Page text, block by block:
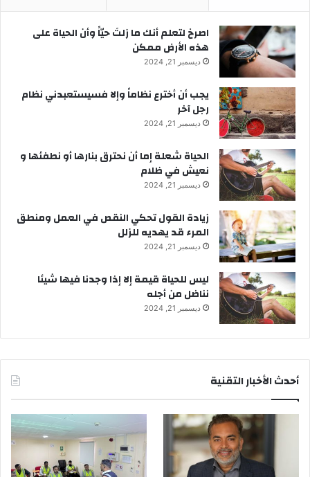
‫اصرخ لتعلم أنك ما زلتَ حيّاً وأن الحياة على
هذه الأرض ممكن
ديسمبر 21, 2024
يجب أن أخترع نظاماً وإلا فسيستعبدني نظام
رجل آخر
ديسمبر 21, 2024
الحياة شعلة إما أن نحترق بنارها أو نطفئها و
نعيش في ظلام
ديسمبر 21, 2024
زيادة القول تحكي النقص في العمل ومنطق
المرء قد يهديه للزلل
ديسمبر 21, 2024
ليس للحياة قيمة إلا إذا وجدنا فيها شيئا
نناضل من أجله
ديسمبر 21, 2024
أحدث الأخبار التقنية